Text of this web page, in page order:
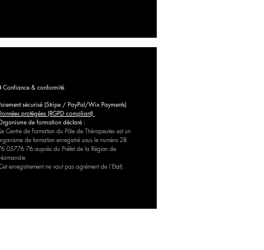
Confiance & conformité
sécurisé (Stripe / PayPal/Wix Payments)
protégées (RGPD compliant)
de formation déclaré :
Le Centre de Formation du Pôle de Thérapeutes est un
de formation enregistré sous le numéro 28
05776 76 auprès du Préfet de la Région de
enregistrement ne vaut pas agrément de l’Etat).